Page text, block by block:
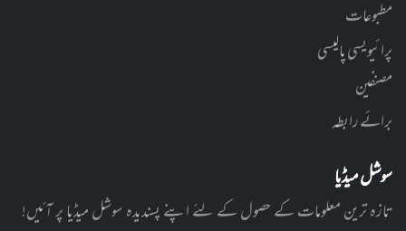
مطبوعات
پرائیویسی پالیسی
مصنفین
برائے رابطہ
سوشل میڈیا
تازہ ترین معلومات کے حصول کے لئے اپنے پسندیدہ سوشل میڈیا پر آئیں!